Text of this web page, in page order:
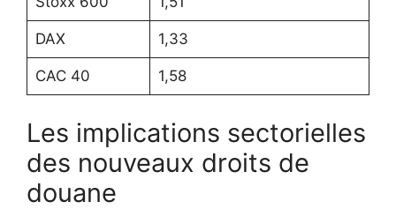
DAX 1,33
CAC 40 1,58
Les implications sectorielles
des nouveaux droits de
douane